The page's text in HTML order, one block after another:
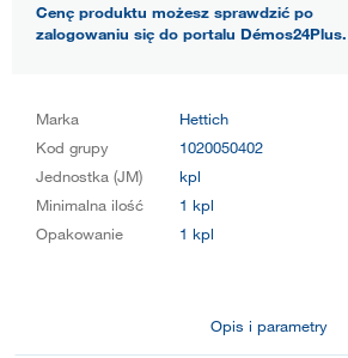
Cenę produktu możesz sprawdzić po
zalogowaniu się do portalu Démos24Plus.
Marka
Hettich
Kod grupy
1020050402
Jednostka (JM)
kpl
Minimalna ilość
1 kpl
Opakowanie
1 kpl
Opis i parametry